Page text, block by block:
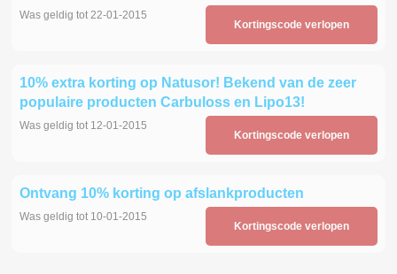
Kortingscode verlopen
Was geldig tot 22-01-2015
10% extra korting op Natusor! Bekend van de zeer
populaire producten Carbuloss en Lipo13!
Kortingscode verlopen
Was geldig tot 12-01-2015
Ontvang 10% korting op afslankproducten
Kortingscode verlopen
Was geldig tot 10-01-2015